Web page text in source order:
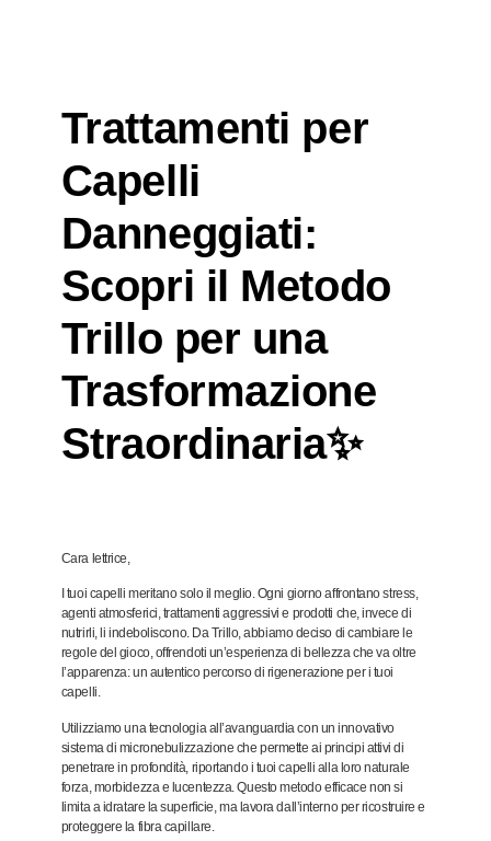
Trattamenti per
Capelli
Danneggiati:
Scopri il Metodo
Trillo per una
Trasformazione
Straordinaria✨
Cara lettrice,
I tuoi capellimeritanosolo il meglio. Ogni giorno affrontano stress,
agenti atmosferici, trattamenti aggressivi e prodotti che, invece di
nutrirli, li indeboliscono. DaTrillo, abbiamo deciso di cambiare le
regole del gioco, offrendoti un’esperienza di bellezzache va oltre
l’apparenza: un autenticopercorso di rigenerazione per i tuoi
capelli.
Utilizziamo una tecnologia all’avanguardia con un innovativo
sistema di micronebulizzazione che permette ai principi attivi di
penetrare in profondità, riportando i tuoi capelli alla loro naturale
forza, morbidezza e lucentezza. Questometodo efficace non si
limita a idratare la superficie, ma lavora dall’interno per ricostruire e
proteggere la fibra capillare.